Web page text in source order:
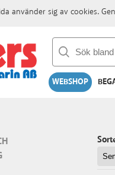
WEBSHOP
använder sig av cookies.